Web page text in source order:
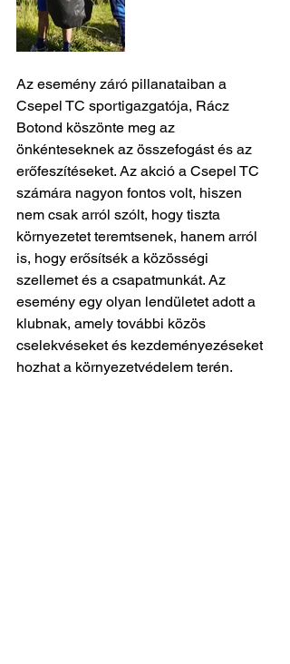
Az esemény záró pillanataiban a
Csepel TC sportigazgatója, Rácz
Botond köszönte meg az
önkénteseknek az összefogást és az
erőfeszítéseket. Az akció a Csepel TC
számára nagyon fontos volt, hiszen
nem csak arról szólt, hogy tiszta
környezetet teremtsenek, hanem arról
is, hogy erősítsék a közösségi
szellemet és a csapatmunkát. Az
esemény egy olyan lendületet adott a
klubnak, amely további közös
cselekvéseket és kezdeményezéseket
hozhat a környezetvédelem terén.